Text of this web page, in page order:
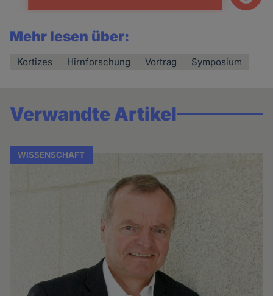
Mehr lesen über:
Kortizes Hirnforschung Vortrag Symposium
Verwandte Artikel
WISSENSCHAFT